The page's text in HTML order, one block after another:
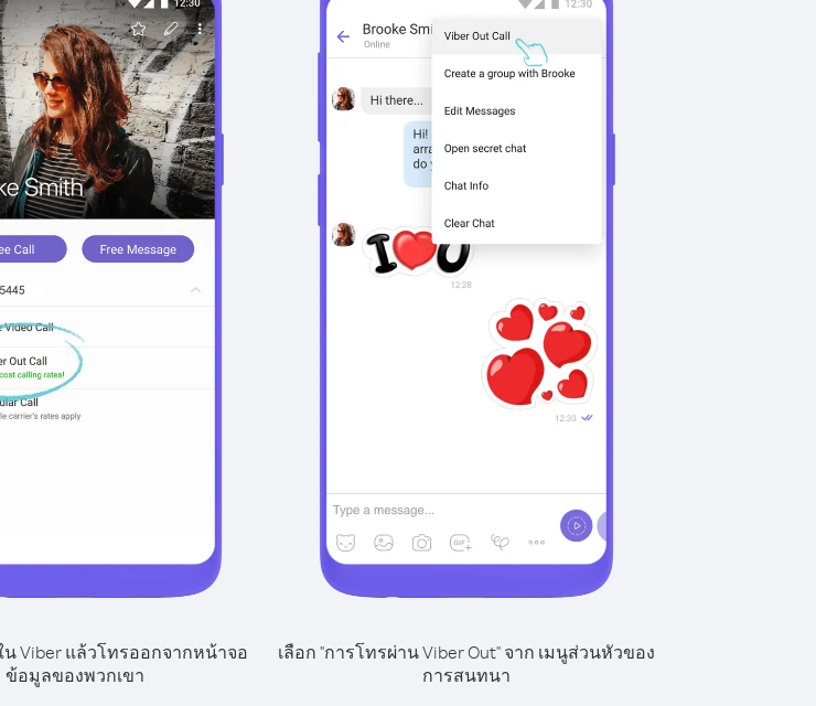
น Viber แล้วโทรออกจากหน้าจอ
ข้อมูลของพวกเขา
เลือก "การโทรผ่าน Viber Out" จาก เมนูส่วนหัวของ
การสนทนา